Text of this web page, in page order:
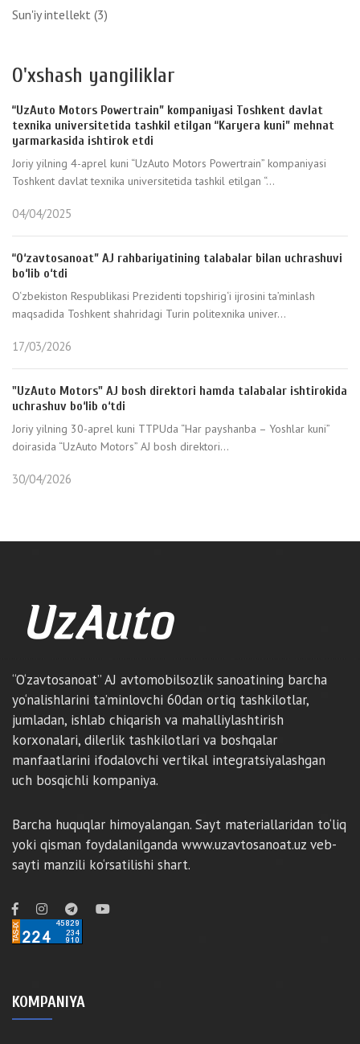
Sun'iy intellekt (3)
O'xshash yangiliklar
“UzAuto Motors Powertrain” kompaniyasi Toshkent davlat
texnika universitetida tashkil etilgan “Karyera kuni” mehnat
yarmarkasida ishtirok etdi
Joriy yilning 4-aprel kuni “UzAuto Motors Powertrain” kompaniyasi
Toshkent davlat texnika universitetida tashkil etilgan “...
04/04/2025
“O‘zavtosanoat” AJ rahbariyatining talabalar bilan uchrashuvi
bo‘lib o‘tdi
O‘zbekiston Respublikasi Prezidenti topshirig‘i ijrosini ta’minlash
maqsadida Toshkent shahridagi Turin politexnika univer...
17/03/2026
"UzAuto Motors" AJ bosh direktori hamda talabalar ishtirokida
uchrashuv bo‘lib o‘tdi
Joriy yilning 30-aprel kuni TTPUda “Har payshanba – Yoshlar kuni”
doirasida “UzAuto Motors” AJ bosh direktori...
30/04/2026
“O‘zavtosanoat” AJ avtomobilsozlik sanoatining barcha
yo‘nalishlarini ta’minlovchi 60dan ortiq tashkilotlar,
jumladan, ishlab chiqarish va mahalliylashtirish
korxonalari, dilerlik tashkilotlari va boshqalar
manfaatlarini ifodalovchi vertikal integratsiyalashgan
uch bosqichli kompaniya.
Barcha huquqlar himoyalangan. Sayt materiallaridan to‘liq
yoki qisman foydalanilganda www.uzavtosanoat.uz veb-
sayti manzili ko‘rsatilishi shart.
KOMPANIYA